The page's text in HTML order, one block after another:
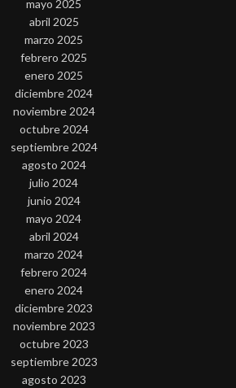
mayo 2025
abril 2025
marzo 2025
febrero 2025
enero 2025
diciembre 2024
noviembre 2024
octubre 2024
septiembre 2024
agosto 2024
julio 2024
junio 2024
mayo 2024
abril 2024
marzo 2024
febrero 2024
enero 2024
diciembre 2023
noviembre 2023
octubre 2023
septiembre 2023
agosto 2023